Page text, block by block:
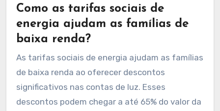
Como as tarifas sociais de
energia ajudam as famílias de
baixa renda?
As tarifas sociais de energia ajudam as famílias
de baixa renda ao oferecer descontos
significativos nas contas de luz. Esses
descontos podem chegar a até 65% do valor da